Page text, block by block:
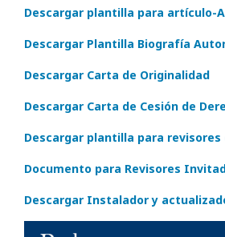
Descargar plantilla para artículo-
Descargar Plantilla Biografía
Descargar Carta de Originalidad
Descargar Carta de Cesión de
Descargar plantilla para revisores
Documento para Revisores
Descargar Instalador y